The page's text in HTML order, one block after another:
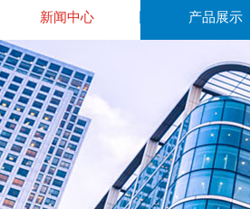
新闻中心 产品展示